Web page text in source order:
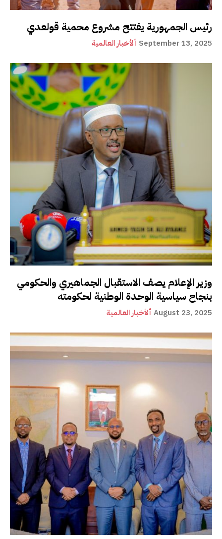
رئيس الجمهورية يفتتح مشروع محمية قولعدي
ألأخبار العالمية September 13, 2025
وزير الإعلام يصف الاستقبال الجماهيري والحكومي
بنجاح سياسية الوحدة الوطنية لحكومته
ألأخبار العالمية August 23, 2025